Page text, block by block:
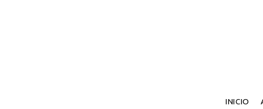
INICIO